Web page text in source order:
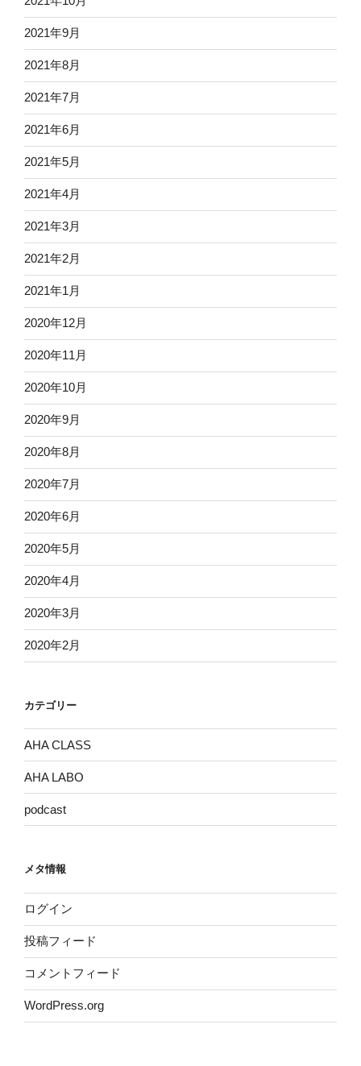
2021年9月
2021年8月
2021年7月
2021年6月
2021年5月
2021年4月
2021年3月
2021年2月
2021年1月
2020年12月
2020年11月
2020年10月
2020年9月
2020年8月
2020年7月
2020年6月
2020年5月
2020年4月
2020年3月
2020年2月
カテゴリー
AHA CLASS
AHA LABO
podcast
メタ情報
ログイン
投稿フィード
コメントフィード
WordPress.org